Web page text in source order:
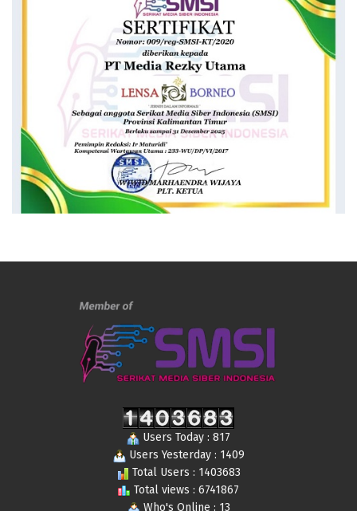
Users Today : 817
Users Yesterday : 1409
Total Users : 1403683
Total views : 6741867
Who's Online : 13